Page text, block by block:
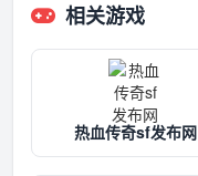
相关游戏
热血传奇sf发布网